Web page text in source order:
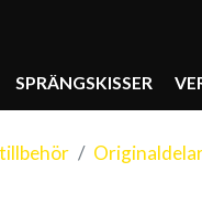
SPRÄNGSKISSER